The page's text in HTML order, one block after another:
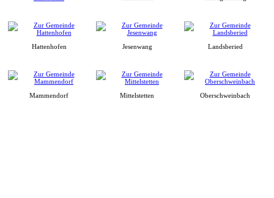
Hattenhofen Jesenwang Landsberied
Mammendorf Mittelstetten Oberschweinbach